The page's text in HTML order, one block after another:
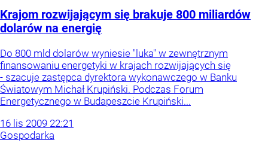
Krajom rozwijającym się brakuje 800 miliardów
dolarów na energię
Do 800 mld dolarów wyniesie "luka" w zewnętrznym
finansowaniu energetyki w krajach rozwijających się
- szacuje zastępca dyrektora wykonawczego w Banku
Światowym Michał Krupiński. Podczas Forum
Energetycznego w Budapeszcie Krupiński...
16 lis 2009 22:21
Gospodarka